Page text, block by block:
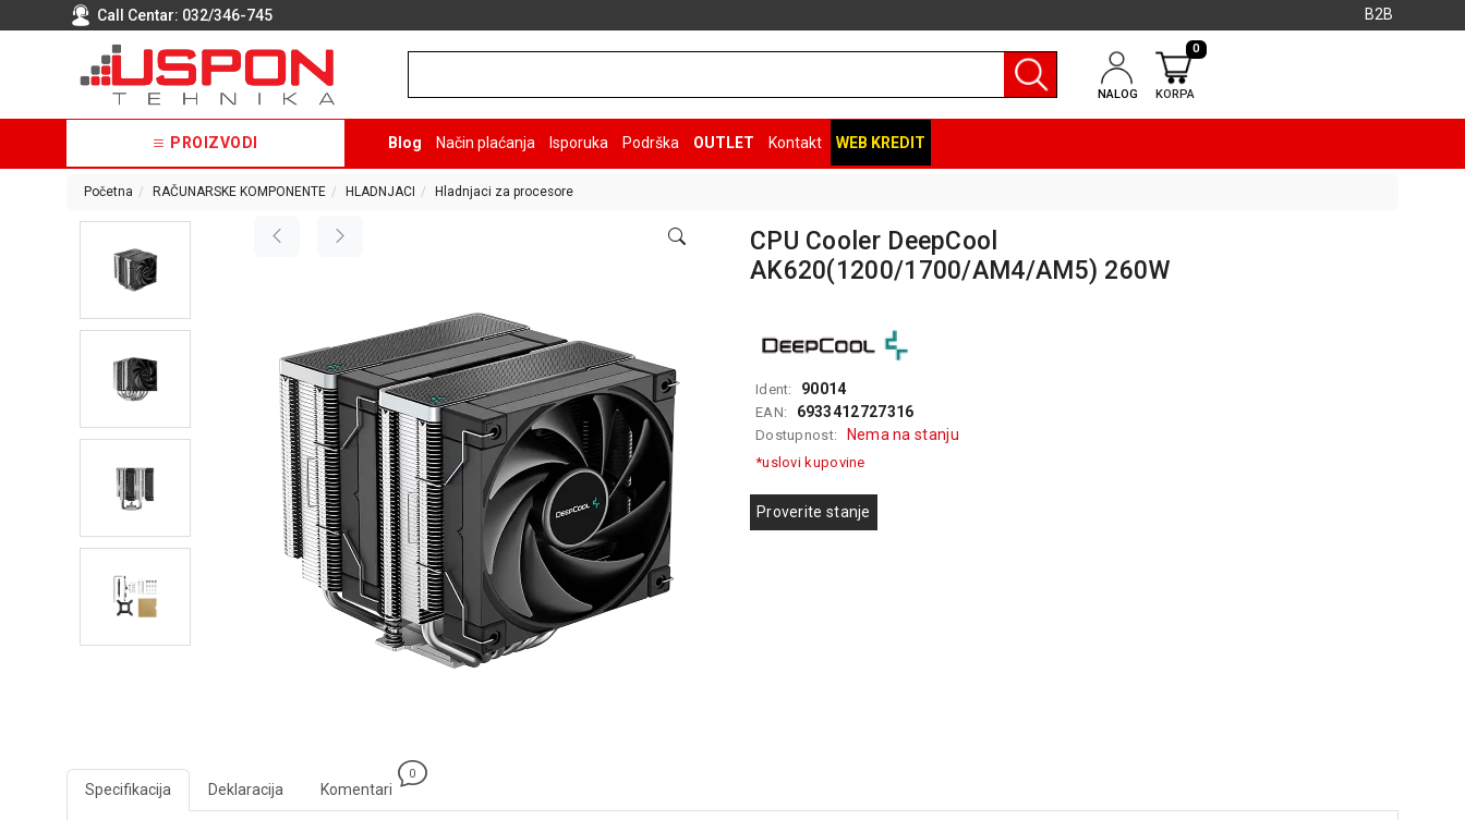
Call Centar: 032/346-745 B2B
NALOG KORPA
0
PROIZVODI Blog Način plaćanja Isporuka Podrška OUTLET Kontakt WEB KREDIT
Početna RAČUNARSKE KOMPONENTE HLADNJACI Hladnjaci za procesore
CPU Cooler DeepCool
AK620(1200/1700/AM4/AM5) 260W
Ident: 90014
EAN: 6933412727316
Dostupnost: Nema na stanju
*uslovi kupovine
Proverite stanje
Specifikacija Deklaracija Komentari
0